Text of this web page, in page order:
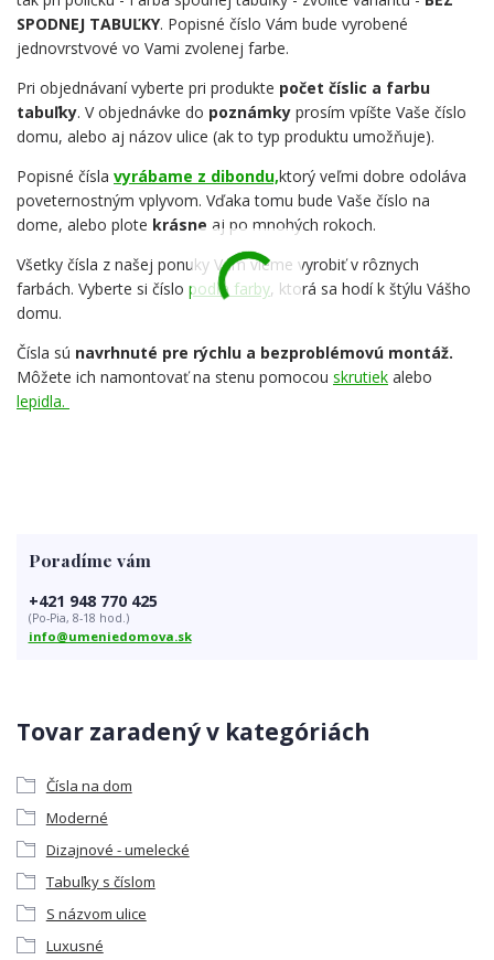
SPODNEJ TABUĽKY. Popisné číslo Vám bude vyrobené
jednovrstvové vo Vami zvolenej farbe.
Pri objednávaní vyberte pri produkte počet číslic a farbu
tabuľky. V objednávke do poznámky prosím vpíšte Vaše číslo
domu, alebo aj názov ulice (ak to typ produktu umožňuje).
Popisné čísla vyrábame z dibondu,ktorý veľmi dobre odoláva
poveternostným vplyvom. Vďaka tomu bude Vaše číslo na
dome, alebo plote krásne aj po mnohých rokoch.
Všetky čísla z našej ponuky Vám vieme vyrobiť v rôznych
farbách. Vyberte si číslo podľa farby, ktorá sa hodí k štýlu Vášho
domu.
Čísla sú navrhnuté pre rýchlu a bezproblémovú montáž.
Môžete ich namontovať na stenu pomocou skrutiek alebo
lepidla.
Tovar zaradený v kategóriách
Čísla na dom
Moderné
Dizajnové - umelecké
Tabuľky s číslom
S názvom ulice
Luxusné
Poradíme vám
+421 948 770 425
(Po-Pia, 8-18 hod.)
info@umeniedomova.sk